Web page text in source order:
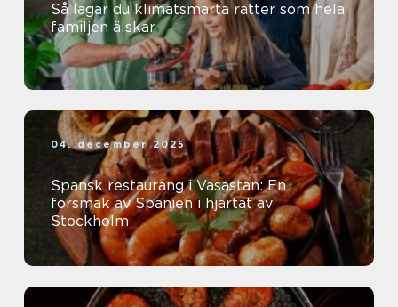
Så lagar du klimatsmarta rätter som hela
familjen älskar
04. december 2025
Spansk restaurang i Vasastan: En
försmak av Spanien i hjärtat av
Stockholm